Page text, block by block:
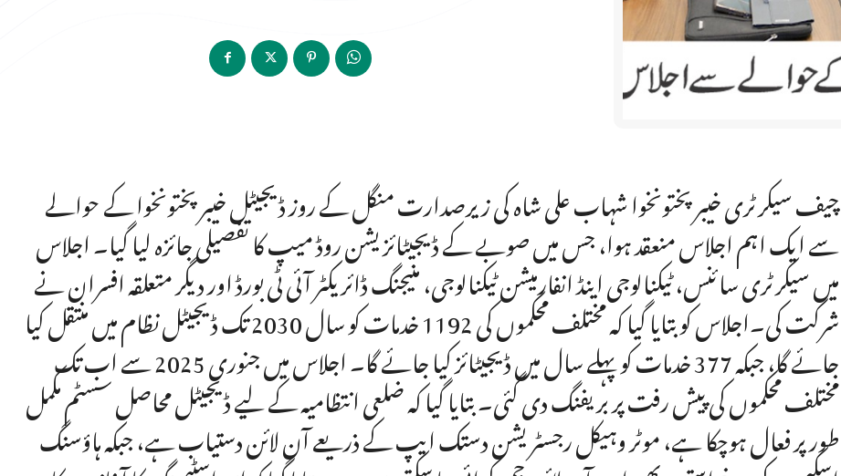
چیف سیکرٹری خیبرپختونخوا شہاب علی شاہ کی زیرصدارت منگل کے روز ڈیجیٹل خیبرپختونخوا کے حوالے
سے ایک اہم اجلاس منعقد ہوا، جس میں صوبے کے ڈیجیٹائزیشن روڈ میپ کا تفصیلی جائزہ لیا گیا۔ اجلاس
میں سیکرٹری سائنس، ٹیکنالوجی اینڈ انفارمیشن ٹیکنالوجی، منیجنگ ڈائریکٹر آئی ٹی بورڈ اور دیگر متعلقہ افسران نے
شرکت کی۔اجلاس کو بتایا گیا کہ مختلف محکموں کی 1192 خدمات کو سال 2030 تک ڈیجیٹل نظام میں منتقل کیا
جائے گا، جبکہ 377 خدمات کو پہلے سال میں ڈیجیٹائز کیا جائے گا۔ اجلاس میں جنوری 2025 سے اب تک
مختلف محکموں کی پیش رفت پر بریفنگ دی گئی۔ بتایا گیا کہ ضلعی انتظامیہ کے لیے ڈیجیٹل محاصل سسٹم مکمل
طور پر فعال ہوچکا ہے، موٹر وہیکل رجسٹریشن دستک ایپ کے ذریعے آن لائن دستیاب ہے، جبکہ ہاؤسنگ